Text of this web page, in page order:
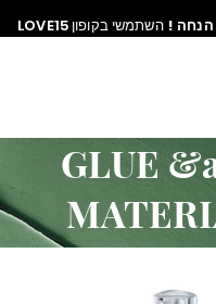
LOVE15 השתמשי בקופון
GLUE